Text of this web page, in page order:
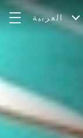
العربية